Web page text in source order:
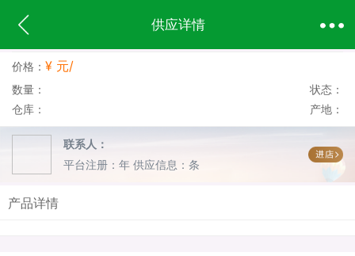
供应详情
价格： ¥ 元/
数量：
仓库：
状态：
产地：
联系人：
平台注册：年 供应信息：条
产品详情